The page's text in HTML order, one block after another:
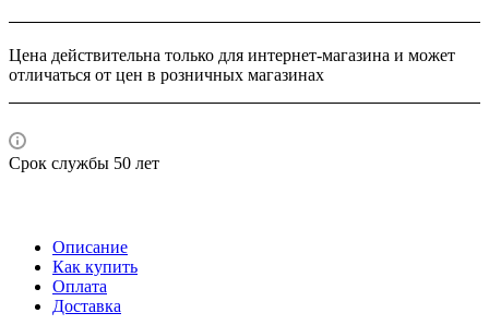
Цена действительна только для интернет-магазина и может
отличаться от цен в розничных магазинах
Срок службы 50 лет
Описание
Как купить
Оплата
Доставка